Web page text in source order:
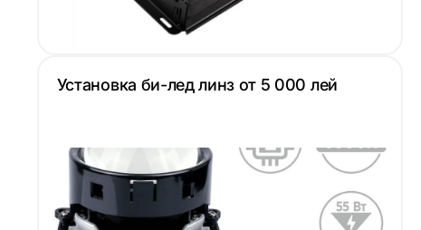
Установка би-лед линз от 5 000 лей